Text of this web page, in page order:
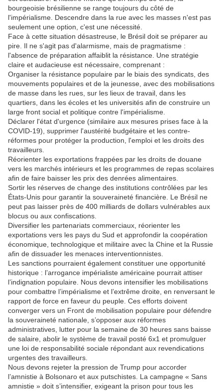
bourgeoisie brésilienne se range toujours du côté de
l'impérialisme. Descendre dans la rue avec les masses n'est pas
seulement une option, c'est une nécessité.
Face à cette situation désastreuse, le Brésil doit se préparer au
pire. Il ne s'agit pas d'alarmisme, mais de pragmatisme :
l'absence de préparation affaiblit la résistance. Une stratégie
claire et audacieuse est nécessaire, comprenant :
Organiser la résistance populaire par le biais des syndicats, des
mouvements populaires et de la jeunesse, avec des mobilisations
de masse dans les rues, sur les lieux de travail, dans les
quartiers, dans les écoles et les universités afin de construire un
large front social et politique contre l'impérialisme.
Déclarer l'état d'urgence (similaire aux mesures prises face à la
COVID-19), supprimer l'austérité budgétaire et les contre-
réformes pour protéger la production, l'emploi et les droits des
travailleurs.
Réorienter les exportations frappées par les droits de douane
vers les marchés intérieurs et les programmes de repas scolaires
afin de faire baisser les prix des denrées alimentaires.
Sortir les réserves de change des institutions contrôlées par les
États-Unis pour garantir la souveraineté financière. Le Brésil ne
peut pas laisser près de 400 milliards de dollars vulnérables aux
blocus ou aux confiscations.
Diversifier les partenariats commerciaux, réorienter les
exportations vers les pays du Sud et approfondir la coopération
économique, technologique et militaire avec la Chine et la Russie
afin de dissuader les menaces interventionnistes.
Les sanctions pourraient également constituer une opportunité
historique : l’arrogance impérialiste américaine pourrait attiser
l’indignation populaire. Nous devons intensifier les mobilisations
pour combattre l’impérialisme et l’extrême droite, en renversant le
rapport de force en faveur du peuple. Ces efforts doivent
converger vers un Front de mobilisation populaire pour défendre
la souveraineté nationale, s’opposer aux réformes
administratives, lutter pour la semaine de 30 heures sans baisse
de salaire, abolir le système de travail posté 6x1 et promulguer
une loi de responsabilité sociale répondant aux revendications
urgentes des travailleurs.
Nous devons rejeter la pression de Trump pour accorder
l’amnistie à Bolsonaro et aux putschistes. La campagne « Sans
amnistie » doit s’intensifier, exigeant la prison pour tous les